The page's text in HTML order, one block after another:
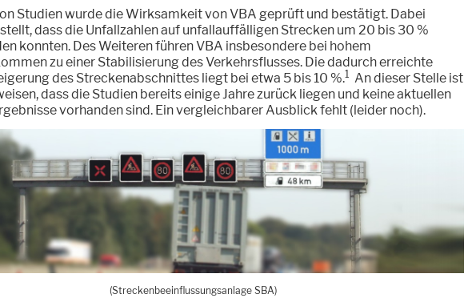
Studien wurde die Wirksamkeit von VBA geprüft und bestätigt. Dabei
dass die Unfallzahlen auf unfallauffälligen Strecken um 20 bis 30 %
konnten. Des Weiteren führen VBA insbesondere bei hohem
zu einer Stabilisierung des Verkehrsflusses. Die dadurch erreichte
des Streckenabschnittes liegt bei etwa 5 bis 10 %.1 An dieser Stelle ist
dass die Studien bereits einige Jahre zurück liegen und keine aktuellen
vorhanden sind. Ein vergleichbarer Ausblick fehlt (leider noch).
(Streckenbeeinflussungsanlage SBA)